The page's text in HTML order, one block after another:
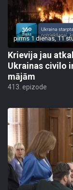
pirms 1 dienas, 11
Krievija jau
Ukrainas civilo
mājām
413. epizode